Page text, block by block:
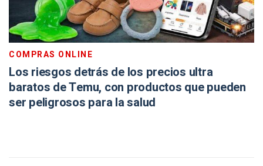
COMPRAS ONLINE
Los riesgos detrás de los precios ultra
baratos de Temu, con productos que pueden
ser peligrosos para la salud